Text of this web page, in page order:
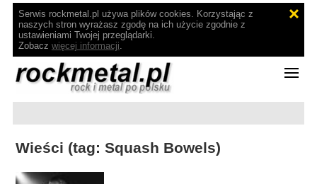
Serwis rockmetal.pl używa plików cookies. Korzystając z
naszych stron wyrażasz zgodę na ich użycie zgodnie z
ustawieniami Twojej przeglądarki.
Zobacz więcej informacji.
Wieści (tag: Squash Bowels)